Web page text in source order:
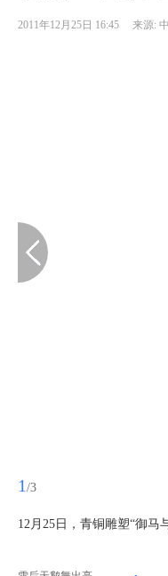
2011年12月25日 16:45 来源:
1 /3
12月25日，青铜雕塑“御马